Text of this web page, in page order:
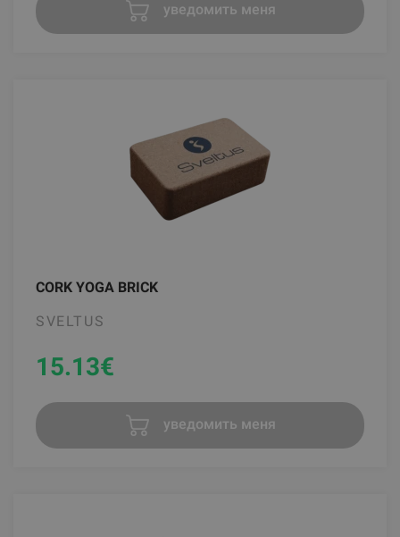
уведомить меня
CORK YOGA BRICK
SVELTUS
15.13€
уведомить меня